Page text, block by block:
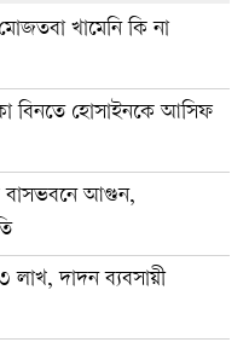
খামেনি কি না
বিনতে হোসাইনকে আসিফ
বাসভবনে আগুন,
লাখ, দাদন ব্যবসায়ী